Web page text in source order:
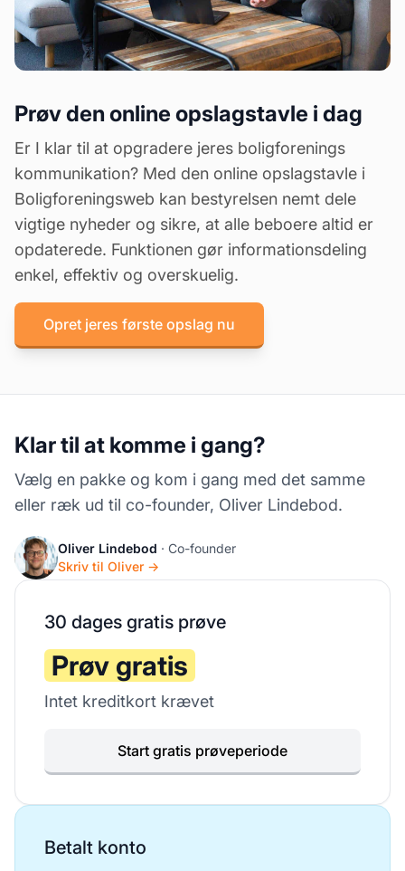
Prøv den online opslagstavle i dag
Er I klar til at opgradere jeres boligforenings
kommunikation? Med den online opslagstavle i
Boligforeningsweb kan bestyrelsen nemt dele
vigtige nyheder og sikre, at alle beboere altid er
opdaterede. Funktionen gør informationsdeling
enkel, effektiv og overskuelig.
Opret jeres første opslag nu
Klar til at komme i gang?
Vælg en pakke og kom i gang med det samme
eller ræk ud til co-founder, Oliver Lindebod.
Oliver Lindebod · Co-founder
Skriv til Oliver →
30 dages gratis prøve
Prøv gratis
Intet kreditkort krævet
Start gratis prøveperiode
Betalt konto